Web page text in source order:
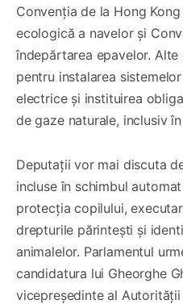
Convenția de la Hong
ecologică a navelor și
îndepărtarea epavelor.
pentru instalarea
electrice și instituirea
de gaze naturale, inclusiv
Deputații vor mai discuta
incluse în schimbul
protecția copilului,
drepturile părintești și
animalelor. Parlamentul
candidatura lui Gheorghe
vicepreședinte al